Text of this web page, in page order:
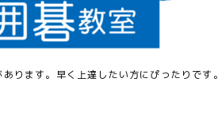
ります。早く上達したい方にぴったりです。